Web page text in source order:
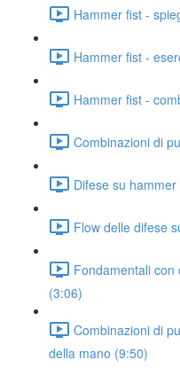
Hammer fist -
Hammer fist -
Hammer fist -
Combinazioni di
Difese su
Flow delle difese
Fondamentali
(3:06)
Combinazioni di
della mano (9:50)